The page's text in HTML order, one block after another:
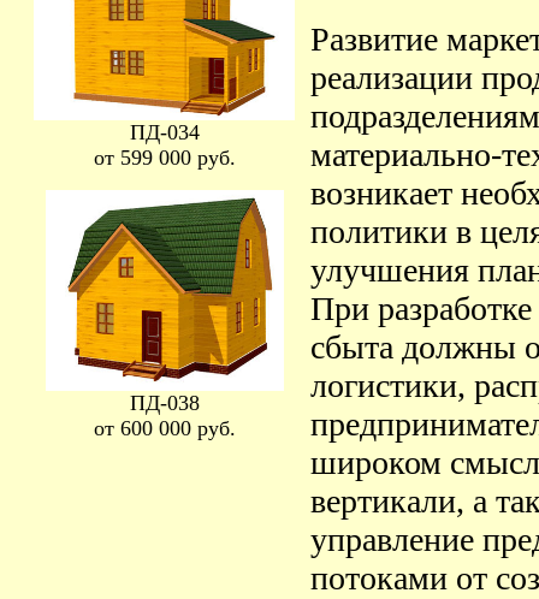
ПД-034
от 599 000 руб.
ПД-038
от 600 000 руб.
Развитие
реализации
материально-
возникает
политики в
улучшения
При
сбыта должны
логистики,
широком
вертикали, а
управление
потоками от